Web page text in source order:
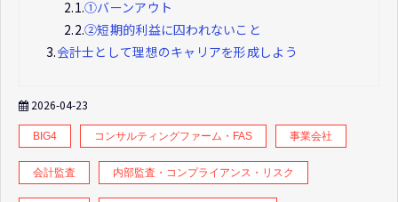
2.1.①バーンアウト
2.2.②短期的利益に囚われないこと
3.会計士として理想のキャリアを形成しよう
2026-04-23
BIG4 コンサルティングファーム・FAS 事業会社
会計監査 内部監査・コンプライアンス・リスク